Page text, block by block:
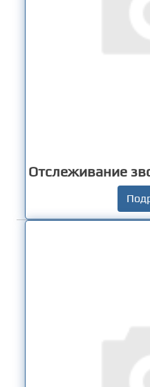
Отслеживание